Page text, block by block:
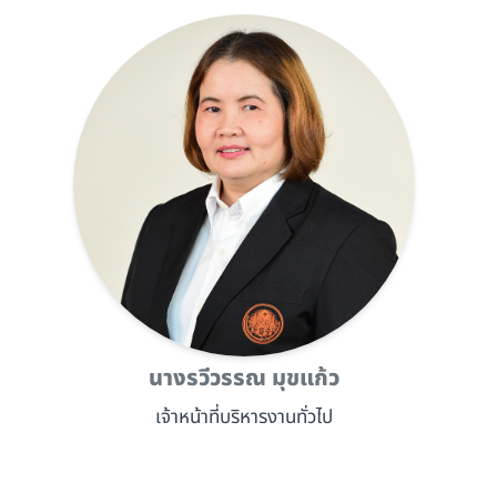
นางรวีวรรณ มุขแก้ว
เจ้าหน้าที่บริหารงานทั่วไป